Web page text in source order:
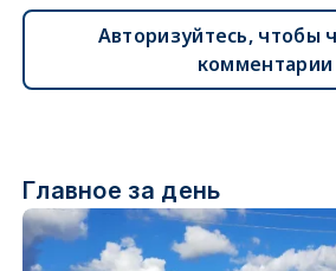
Авторизуйтесь, чтобы
комментарии
Главное за день